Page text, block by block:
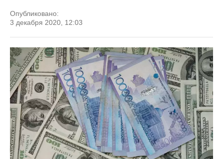
Опубликовано:
3 декабря 2020, 12:03